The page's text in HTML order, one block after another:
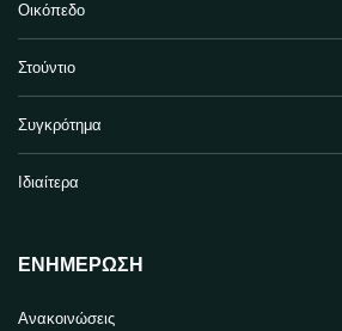
Οικόπεδο
Στούντιο
Συγκρότημα
Ιδιαίτερα
ΕΝΗΜΈΡΩΣΗ
Ανακοινώσεις